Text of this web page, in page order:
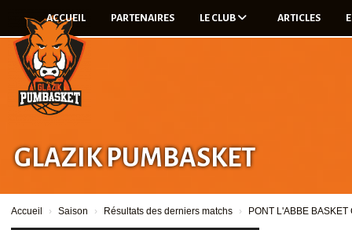
ACCUEIL PARTENAIRES LE CLUB ARTICLES
GLAZIK PUMBASKET
Accueil Saison Résultats des derniers matchs PONT L'ABBE